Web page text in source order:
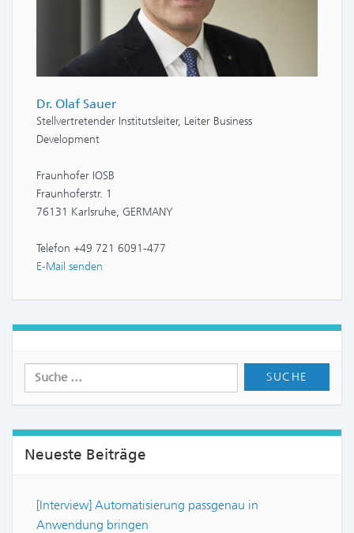
Dr. Olaf Sauer
Stellvertretender Institutsleiter, Leiter Business
Development
Fraunhofer IOSB
Fraunhoferstr. 1
76131 Karlsruhe, GERMANY
Telefon +49 721 6091-477
E-Mail senden
Neueste Beiträge
[Interview] Automatisierung passgenau in
Anwendung bringen